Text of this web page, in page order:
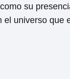
su
universo que